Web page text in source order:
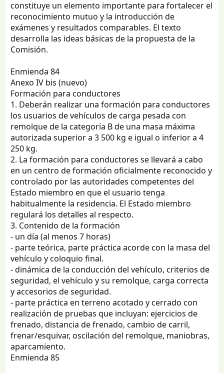
constituye un elemento importante para fortalecer el
reconocimiento mutuo y la introducción de
exámenes y resultados comparables. El texto
desarrolla las ideas básicas de la propuesta de la
Comisión.
Enmienda 84
Anexo IV bis (nuevo)
Formación para conductores
1. Deberán realizar una formación para conductores
los usuarios de vehículos de carga pesada con
remolque de la categoría B de una masa máxima
autorizada superior a 3 500 kg e igual o inferior a 4
250 kg.
2. La formación para conductores se llevará a cabo
en un centro de formación oficialmente reconocido y
controlado por las autoridades competentes del
Estado miembro en que el usuario tenga
habitualmente la residencia. El Estado miembro
regulará los detalles al respecto.
3. Contenido de la formación
- un día (al menos 7 horas)
- parte teórica, parte práctica acorde con la masa del
vehículo y coloquio final.
- dinámica de la conducción del vehículo, criterios de
seguridad, el vehículo y su remolque, carga correcta
y accesorios de seguridad.
- parte práctica en terreno acotado y cerrado con
realización de pruebas que incluyan: ejercicios de
frenado, distancia de frenado, cambio de carril,
frenar/esquivar, oscilación del remolque, maniobras,
aparcamiento.
Enmienda 85